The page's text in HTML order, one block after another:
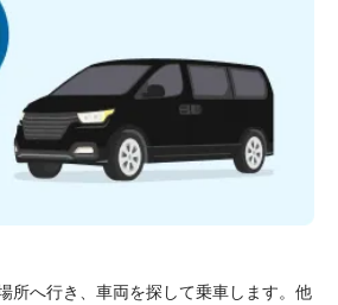
所へ行き、車両を探して乗車します。他